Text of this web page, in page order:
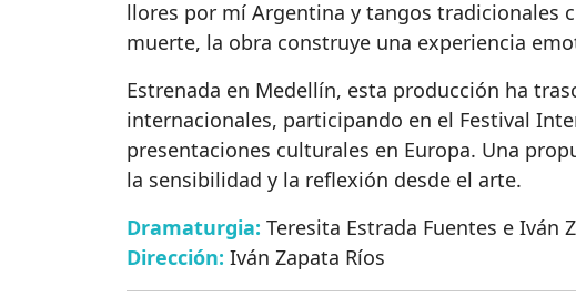
llores por mí Argentina y tangos tradicionales
muerte, la obra construye una experiencia
Estrenada en Medellín, esta producción ha
internacionales, participando en el Festival
presentaciones culturales en Europa. Una
la sensibilidad y la reflexión desde el arte.
Dramaturgia: Teresita Estrada Fuentes e Iván
Dirección: Iván Zapata Ríos